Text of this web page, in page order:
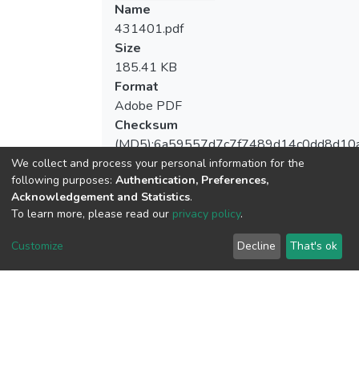
Name
431401.pdf
Size
185.41 KB
Format
Adobe PDF
Checksum
View metrics
We collect and process your personal information for the
following purposes: Authentication, Preferences,
Acknowledgement and Statistics.
To learn more, please read our privacy policy.
Customize Decline That's ok